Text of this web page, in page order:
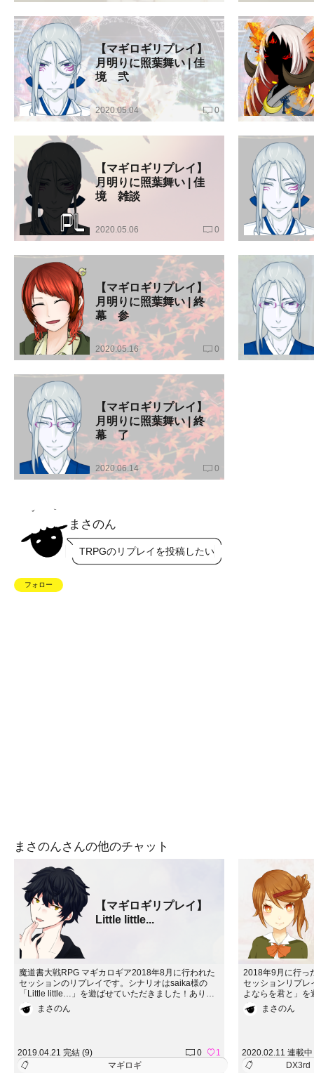
【マギロギリプレイ】
月明りに照葉舞い | 佳
境 弐
2020.05.04 0
【マギロギリプレイ】
月明りに照葉舞い | 佳
境 雑談
2020.05.06 0
【マギロギリプレイ】
月明りに照葉舞い | 終
幕 参
2020.05.16 0
【マギロギリプレイ】
月明りに照葉舞い | 終
幕 了
2020.06.14 0
フォロー
まさのん
TRPGのリプレイを投稿したい
まさのんさんの他のチャット
【マギロギリプレイ】
Little little...
魔道書大戦RPG マギカロギア2018年8月に行われた
セッションのリプレイです。シナリオはsaika様の
「Little little…」を遊ばせていただきました！ありが
とうございました！！https://www.pixiv.net/novel/sho
w.php?id=7640761※シナリオのネタバレが含まれま
す。実際のシナリオとは異なる展開が含まれており
ますので、併せてご注意ください。ＧＭ：まさのＰ
Ｌ：渡瀬
まさのん
2019.04.21 完結 (9) 0
1
マギロギ
2018年9月に行っ
セッションリプレ
よならを君と」を
とうございまし
際のシナリオと
で、併せてご注意
M：まさのPL：美
まさのん
2020.02.11 連載
DX3rd